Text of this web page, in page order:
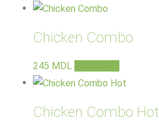
Chicken Combo
245 MDL
Chicken Combo Hot